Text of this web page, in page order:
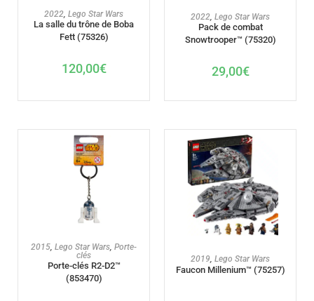
AJOUTER AU PANIER
2022 Lego Star Wars
La salle du trône de Boba
Fett (75326)
120,00€
AJOUTER AU PANIER
2022, Lego Star Wars
Pack de combat
Snowtrooper™ (75320)
29,00€
AJOUTER AU PANIER
2015 Lego Star Wars Porte-
clés
Porte-clés R2-D2™
(853470)
AJOUTER AU PANIER
2019, Lego Star Wars
Faucon Millenium™ (75257)